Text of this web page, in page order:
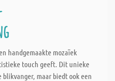
handgemaakte mozaïek
touch geeft. Dit unieke
maar biedt ook een